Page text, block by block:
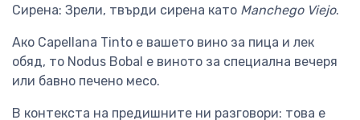
Сирена: Зрели, твърди сирена като Manchego Viejo.
Ако Capellana Tinto е вашето вино за пица и лек
обяд, то Nodus Bobal е виното за специална вечеря
или бавно печено месо.
В контекста на предишните ни разговори: това е